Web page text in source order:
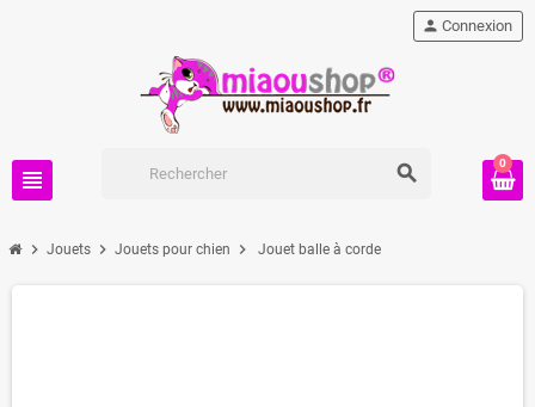
view_headline
person Connexion
0
search
chevron_right Jouets chevron_right Jouets pour chien chevron_right Jouet balle à corde